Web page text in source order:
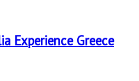
Experience Greece